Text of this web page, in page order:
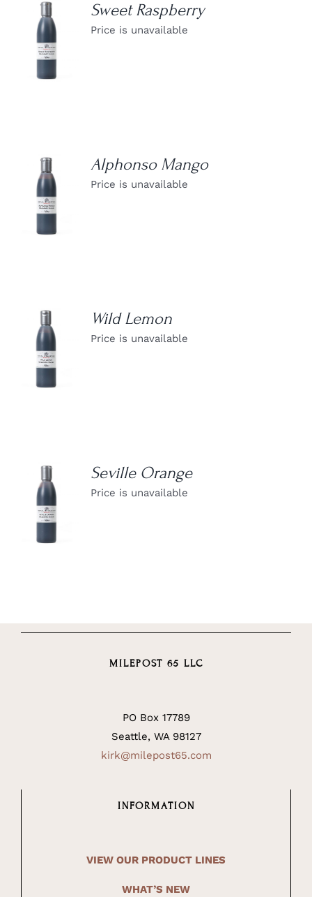
DETAILS
Sweet Raspberry
Price is unavailable
DETAILS
Alphonso Mango
Price is unavailable
DETAILS
Wild Lemon
Price is unavailable
DETAILS
Seville Orange
Price is unavailable
MILEPOST 65 LLC
PO Box 17789
Seattle, WA 98127
kirk@milepost65.com
INFORMATION
VIEW OUR PRODUCT LINES
WHAT’S NEW